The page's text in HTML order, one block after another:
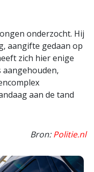
onderzocht. Hij
aangifte gedaan op
zich hier enige
aangehouden,
aan de tand
Bron:Politie.nl